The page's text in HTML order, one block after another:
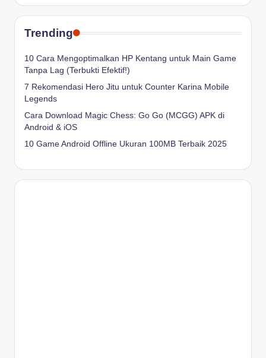
Trending
10 Cara Mengoptimalkan HP Kentang untuk Main Game
Tanpa Lag (Terbukti Efektif!)
7 Rekomendasi Hero Jitu untuk Counter Karina Mobile
Legends
Cara Download Magic Chess: Go Go (MCGG) APK di
Android & iOS
10 Game Android Offline Ukuran 100MB Terbaik 2025